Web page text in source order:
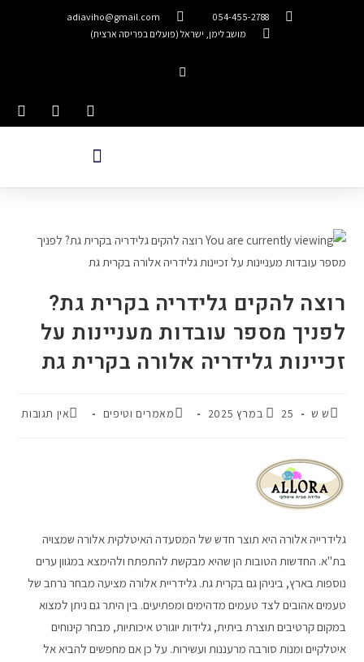
054-455-2788
adiaviho@gmail.com
מושב לימן, ישראל (פועלים בפריסה ארצית)
רוצה להקים גלידריה בקרית גת?
לפניך מספר עובדות מעניינות על
זכיינות גלידריה אלורה בקרית גת
ש ש 25 במרץ 2025 מאמרים וטיפים אין תגובות
גלידרייה אלורה היא תוצר חדש של המסעדה האיטלקית אלורה שמצויה
בת"א. החדשות הטובות הן שהיא מבקשת להתפתח ולהימצא במגוון ערים
נוספות בארץ, ביניהן גם בקרית גת. גלידריית אלורה מציעה מבחר נרחב של
טעמים אהובים לצד טעמים מדהימים ומפתיעים. בין היתר גם ניתן למצוא
במקום קרטיבים תוצרת ביתית, גלידות יוגורט איכותיות, מבחר קינוחים
איטלקיים ומנות סורבה מרעננות ועשירות. על כן אם מחפשים להביא אל